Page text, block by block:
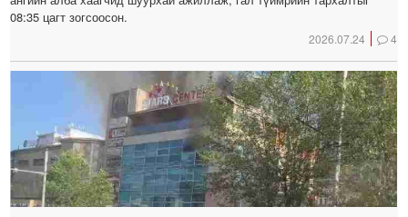
08:35 цагт зогсоосон.
2026.07.24 4